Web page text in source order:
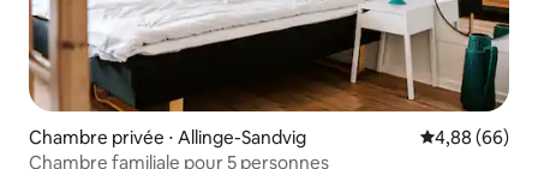
Chambre privée ⋅ Allinge-Sandvig Évaluation
4,88 (66)
Chambre familiale pour 5 personnes